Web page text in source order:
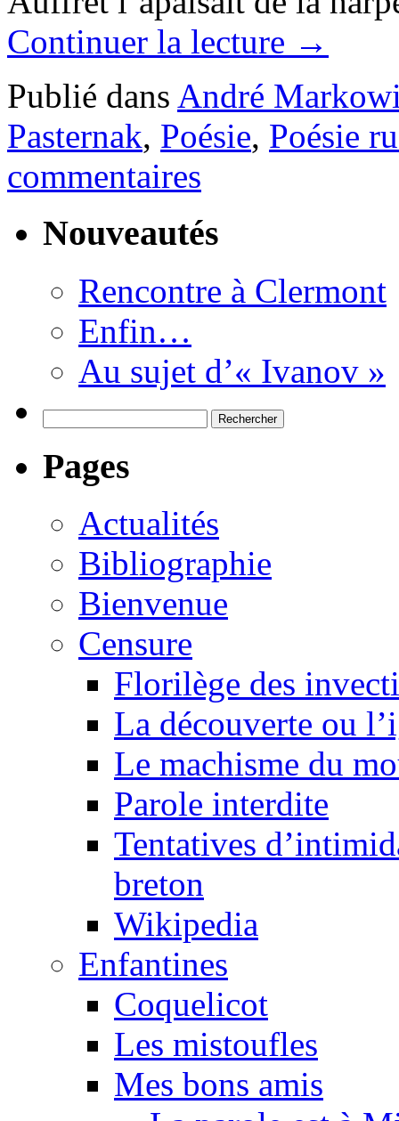
Continuer la lecture →
Publié dans André
Pasternak, Poésie, Poésie
commentaires
Nouveautés
Rencontre à Clermont
Enfin…
Au sujet d’« Ivanov »
Pages
Actualités
Bibliographie
Bienvenue
Censure
Florilège des
La découverte ou
Le machisme du
Parole interdite
Tentatives
breton
Wikipedia
Enfantines
Coquelicot
Les mistoufles
Mes bons amis